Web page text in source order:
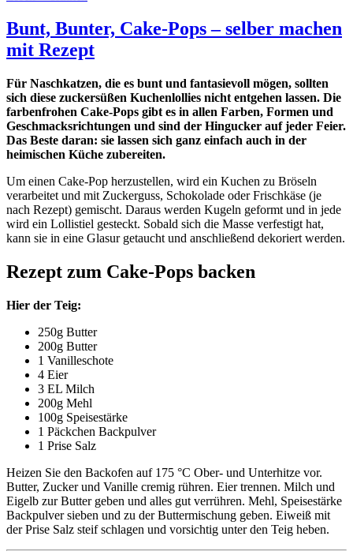
Bunt, Bunter, Cake-Pops – selber machen
mit Rezept
Für Naschkatzen, die es bunt und fantasievoll mögen, sollten
sich diese zuckersüßen Kuchenlollies nicht entgehen lassen. Die
farbenfrohen Cake-Pops gibt es in allen Farben, Formen und
Geschmacksrichtungen und sind der Hingucker auf jeder Feier.
Das Beste daran: sie lassen sich ganz einfach auch in der
heimischen Küche zubereiten.
Um einen Cake-Pop herzustellen, wird ein Kuchen zu Bröseln
verarbeitet und mit Zuckerguss, Schokolade oder Frischkäse (je
nach Rezept) gemischt. Daraus werden Kugeln geformt und in jede
wird ein Lollistiel gesteckt. Sobald sich die Masse verfestigt hat,
kann sie in eine Glasur getaucht und anschließend dekoriert werden.
Rezept zum Cake-Pops backen
Hier der Teig:
250g Butter
200g Butter
1 Vanilleschote
4 Eier
3 EL Milch
200g Mehl
100g Speisestärke
1 Päckchen Backpulver
1 Prise Salz
Heizen Sie den Backofen auf 175 °C Ober- und Unterhitze vor.
Butter, Zucker und Vanille cremig rühren. Eier trennen. Milch und
Eigelb zur Butter geben und alles gut verrühren. Mehl, Speisestärke
Backpulver sieben und zu der Buttermischung geben. Eiweiß mit
der Prise Salz steif schlagen und vorsichtig unter den Teig heben.